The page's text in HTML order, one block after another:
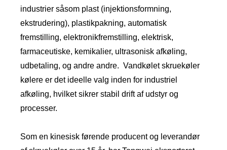
industrier såsom plast (injektionsformning,
ekstrudering), plastikpakning, automatisk
fremstilling, elektronikfremstilling, elektrisk,
farmaceutiske, kemikalier, ultrasonisk afkøling,
udbetaling, og andre andre. Vandkølet skruekøler
kølere er det ideelle valg inden for industriel
afkøling, hvilket sikrer stabil drift af udstyr og
processer.
Som en kinesisk førende producent og leverandør